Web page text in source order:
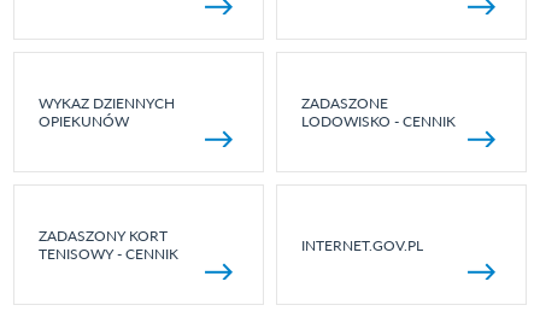
WYKAZ DZIENNYCH
OPIEKUNÓW
ZADASZONE
LODOWISKO - CENNIK
ZADASZONY KORT
TENISOWY - CENNIK
INTERNET.GOV.PL